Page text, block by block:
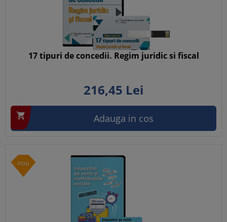
17 tipuri de concedii. Regim juridic si fiscal
216,45 Lei
 Adauga in cos
nou